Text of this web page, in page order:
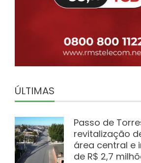
ÚLTIMAS
Passo de
revitalização
área central e
de R$ 2,7